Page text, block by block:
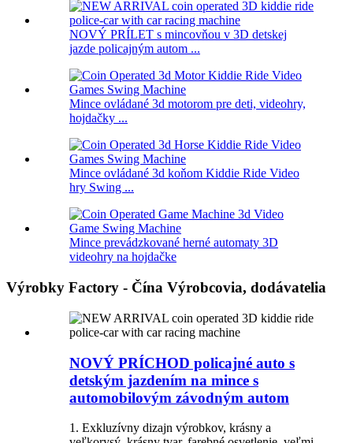
NOVÝ PRÍLET s mincovňou v 3D detskej
jazde policajným autom ...
Mince ovládané 3d motorom pre deti, videohry,
hojdačky ...
Mince ovládané 3d koňom Kiddie Ride Video
hry Swing ...
Mince prevádzkované herné automaty 3D
videohry na hojdačke
Výrobky Factory - Čína Výrobcovia, dodávatelia
NOVÝ PRÍCHOD policajné auto s
detským jazdením na mince s
automobilovým závodným autom
1. Exkluzívny dizajn výrobkov, krásny a